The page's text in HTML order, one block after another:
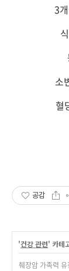
3
소
혈
공감
'건강 관련' 카테
췌장암 가족력